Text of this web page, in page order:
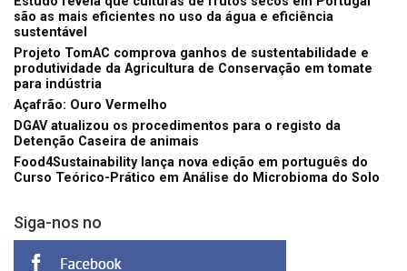
são as mais eficientes no uso da água e eficiência
sustentável
Projeto TomAC comprova ganhos de sustentabilidade e
produtividade da Agricultura de Conservação em tomate
para indústria
Açafrão: Ouro Vermelho
DGAV atualizou os procedimentos para o registo da
Detenção Caseira de animais
Food4Sustainability lança nova edição em português do
Curso Teórico-Prático em Análise do Microbioma do Solo
Siga-nos no